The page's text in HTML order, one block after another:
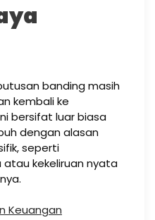
banding masih
kembali ke
bersifat luar biasa
dengan alasan
seperti
kekeliruan nyata
Keuangan